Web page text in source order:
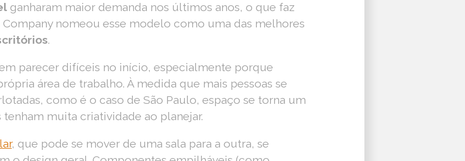
ganharam maior demanda nos últimos anos, o que faz
Company nomeou esse modelo como uma das melhores
.
parecer difíceis no início, especialmente porque
área de trabalho. À medida que mais pessoas se
como é o caso de São Paulo, espaço se torna um
muita criatividade ao planejar.
, que pode se mover de uma sala para a outra, se